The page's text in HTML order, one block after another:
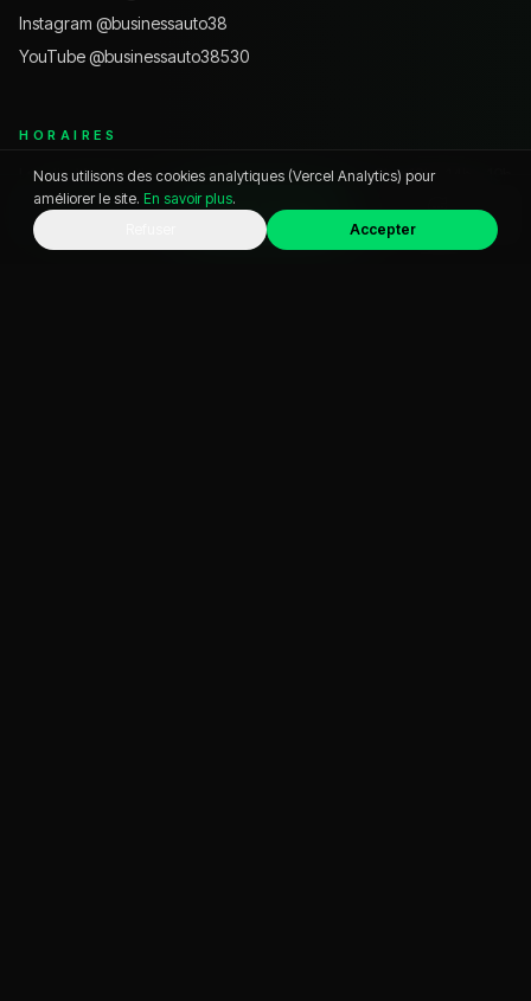
Instagram @businessauto38
YouTube @businessauto38530
HORAIRES
Lundi – Vendredi
9h – 12h · 14h – 19h
Samedi
9h – 18h
Dimanche
Fermé
Appeler
Nous utilisons des cookies analytiques (Vercel Analytics) pour
améliorer le site. En savoir plus.
Accepter